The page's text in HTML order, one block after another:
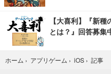
【大喜利】『新
とは？』回答募集
ホーム › アプリゲーム › iOS › 記事